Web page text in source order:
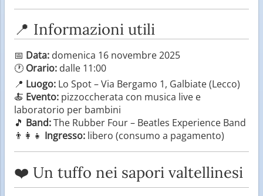
📍 Informazioni utili
📅 Data: domenica 16 novembre 2025
🕐 Orario: dalle 11:00
📍 Luogo: Lo Spot – Via Bergamo 1, Galbiate (Lecco)
🍝 Evento: pizzoccherata con musica live e
laboratorio per bambini
🎵 Band:The Rubber Four – Beatles Experience Band
👨‍👩‍👧 Ingresso: libero (consumo a pagamento)
❤️ Un tuffo nei sapori valtellinesi